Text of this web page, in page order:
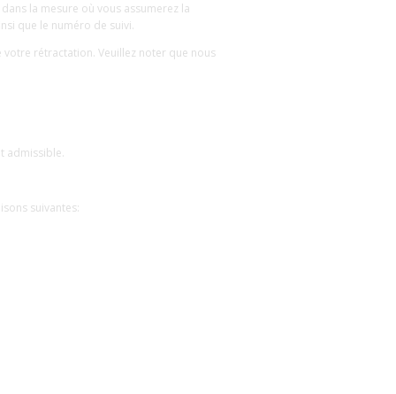
la mesure où vous assumerez la
que le numéro de suivi.
rétractation. Veuillez noter que nous
admissible.
suivantes: